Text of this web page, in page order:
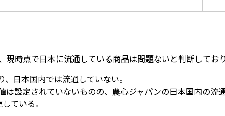
時点で日本に流通している商品は問題ないと判断しており
、日本国内では流通していない。
は設定されていないものの、農心ジャパンの日本国内の
ている。